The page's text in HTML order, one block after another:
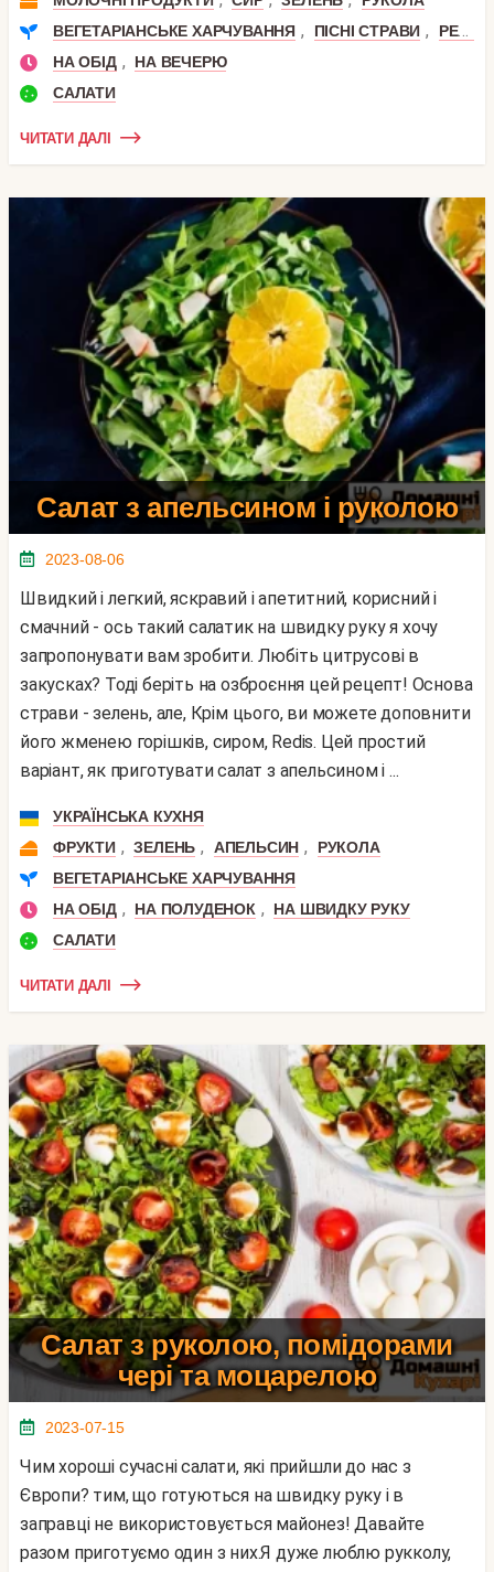
ВЕГЕТАРІАНСЬКЕ ХАРЧУВАННЯ , ПІСНІ СТРАВИ ,
РЕЦЕПТИ СИРОЇДІННЯ
НА ОБІД ,
НА ВЕЧЕРЮ
САЛАТИ
ЧИТАТИ ДАЛІ
Салат з апельсином і руколою
2023-08-06
Швидкий і легкий, яскравий і апетитний, корисний і
смачний - ось такий салатик на швидку руку я хочу
запропонувати вам зробити. Любіть цитрусові в
закусках? Тоді беріть на озброєння цей рецепт! Основа
страви - зелень, але, Крім цього, ви можете доповнити
його жменею горішків, сиром, Redis. Цей простий
варіант, як приготувати салат з апельсином і ...
УКРАЇНСЬКА КУХНЯ
ФРУКТИ , ЗЕЛЕНЬ , АПЕЛЬСИН ,
РУКОЛА
ВЕГЕТАРІАНСЬКЕ ХАРЧУВАННЯ
НА ОБІД , НА ПОЛУДЕНОК ,
НА ШВИДКУ РУКУ
САЛАТИ
ЧИТАТИ ДАЛІ
Салат з руколою, помідорами
чері та моцарелою
2023-07-15
Чим хороші сучасні салати, які прийшли до нас з
Європи? тим, що готуються на швидку руку і в
заправці не використовується майонез! Давайте
разом приготуємо один з них.Я дуже люблю рукколу,